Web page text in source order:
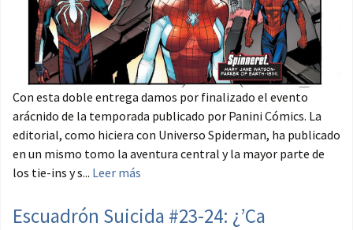
Con esta doble entrega damos por finalizado el evento
arácnido de la temporada publicado por Panini Cómics. La
editorial, como hiciera con Universo Spiderman, ha publicado
en un mismo tomo la aventura central y la mayor parte de
los tie-ins y s... Leer más
Escuadrón Suicida #23-24: ¿’Ca